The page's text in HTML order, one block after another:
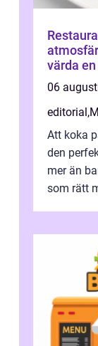
värda
06
editorial ,
Att koka
den
mer än
som rätt